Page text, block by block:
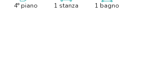
4° piano 1 stanza 1 bagno